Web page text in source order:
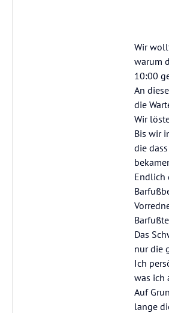
Wir
warum
10:00
An
die
Wir
Bis wir
die
Endlich
Das
nur die
Ich
was ich
Auf
lange